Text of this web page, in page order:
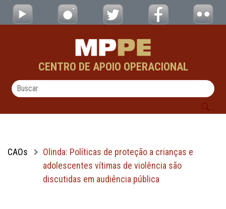
Pular para o Conteúdo principal
Olinda: Políticas de proteção a crianças e
CENTRO DE APOIO OPERACIONAL
CAOs
Olinda: Políticas de proteção a crianças e
adolescentes vítimas de violência são
discutidas em audiência pública